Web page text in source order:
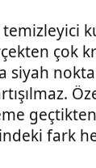
temizleyici
çok
siyah
fark